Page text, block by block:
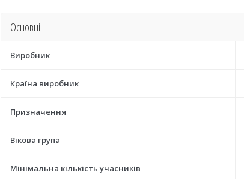
Основні
Виробник
Країна виробник
Призначення
Вікова група
Мінімальна кількість учасників